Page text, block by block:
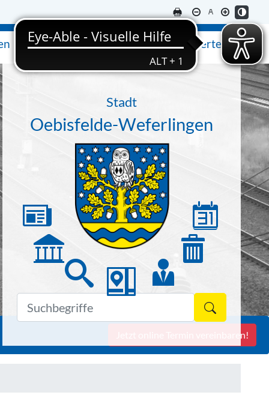
Ausflugsziele & Sehenswertes
Stadt
Oebisfelde-Weferlingen
Jetzt online Termin vereinbaren!